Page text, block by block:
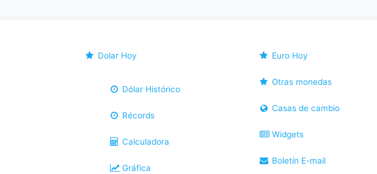
Dolar Hoy
Dólar Histórico
Récords
Calculadora
Gráfica
Euro Hoy
Otras monedas
Casas de cambio
Widgets
Boletín E-mail